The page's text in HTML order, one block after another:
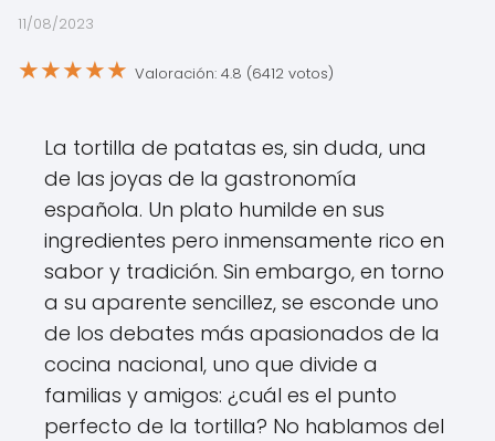
11/08/2023
★★★★★ Valoración: 4.8 (6412 votos)
La tortilla de patatas es, sin duda, una
de las joyas de la gastronomía
española. Un plato humilde en sus
ingredientes pero inmensamente rico en
sabor y tradición. Sin embargo, en torno
a su aparente sencillez, se esconde uno
de los debates más apasionados de la
cocina nacional, uno que divide a
familias y amigos: ¿cuál es el punto
perfecto de la tortilla? No hablamos del